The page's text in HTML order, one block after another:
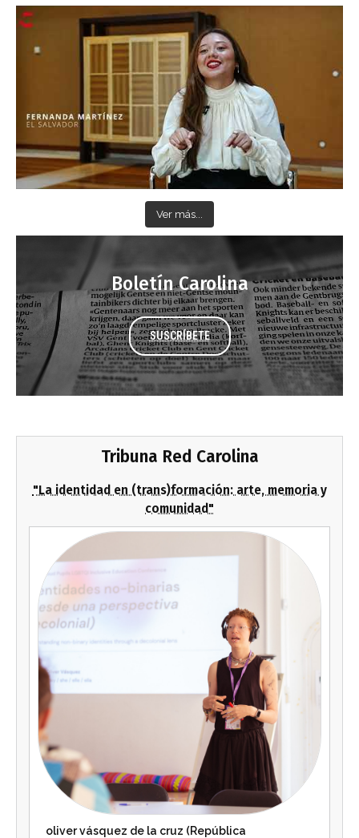
Ver más...
Boletín Carolina
SUSCRÍBETE
Tribuna Red Carolina
"La identidad en (trans)formación: arte, memoria y
comunidad"
oliver vásquez de la cruz (República